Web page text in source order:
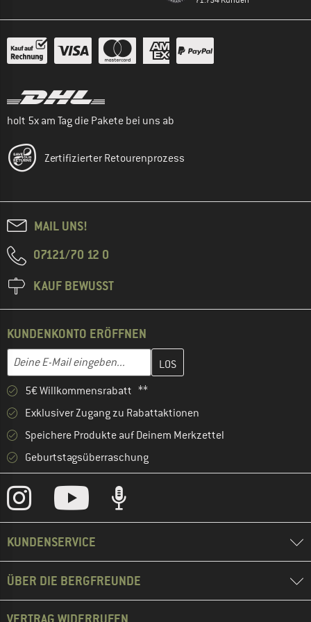
holt 5x am Tag die Pakete bei uns ab
Zertifizierter Retourenprozess
MAIL UNS!
07121/70 12 0
KAUF BEWUSST
KUNDENKONTO ERÖFFNEN
E-Mail-Adresse
Gib hier deine E-Mail-Adresse ein und erstelle im nächsten
5€ Willkommensrabatt **
Exklusiver Zugang zu Rabattaktionen
Speichere Produkte auf Deinem Merkzettel
Geburtstagsüberraschung
KUNDENSERVICE
ÜBER DIE BERGFREUNDE